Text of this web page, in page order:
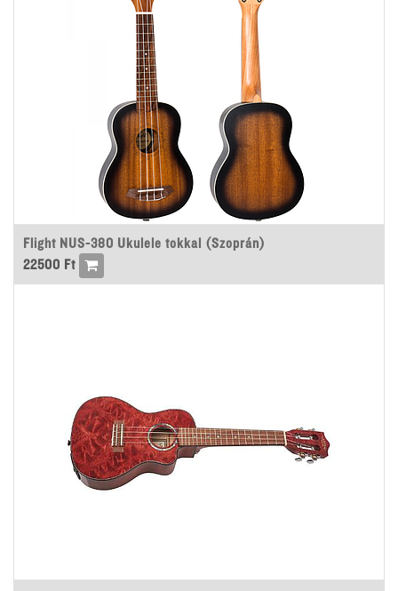
Flight NUS-380 Ukulele tokkal (Szoprán)
22500 Ft